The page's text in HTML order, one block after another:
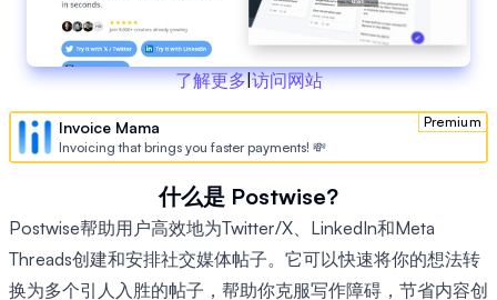
了解更多|访问网站
Premium
Invoice Mama
Invoicing that brings you faster payments! 💸
什么是 Postwise?
Postwise帮助用户高效地为Twitter/X、LinkedIn和Meta
Threads创建和安排社交媒体帖子。它可以快速将你的想法转
换为多个引人入胜的帖子，帮助你克服写作障碍，节省内容创